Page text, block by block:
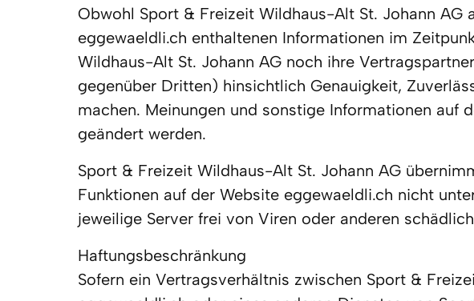
Obwohl Sport & Freizeit Wildhaus-Alt St. Johann
eggewaeldli.ch enthaltenen Informationen im
Wildhaus-Alt St. Johann AG noch ihre
gegenüber Dritten) hinsichtlich Genauigkeit,
machen. Meinungen und sonstige Informationen auf
geändert werden.
Sport & Freizeit Wildhaus-Alt St. Johann AG
Funktionen auf der Website eggewaeldli.ch nicht
jeweilige Server frei von Viren oder anderen
Haftungsbeschränkung
Sofern ein Vertragsverhältnis zwischen Sport &